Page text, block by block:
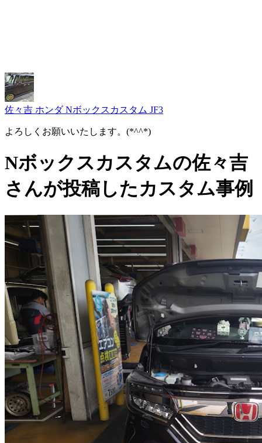
佐々吉 ホンダ Nボックスカスタム JF3
よろしくお願いいたします。(*^^*)
Nボックスカスタムの佐々吉
さんが投稿したカスタム事例